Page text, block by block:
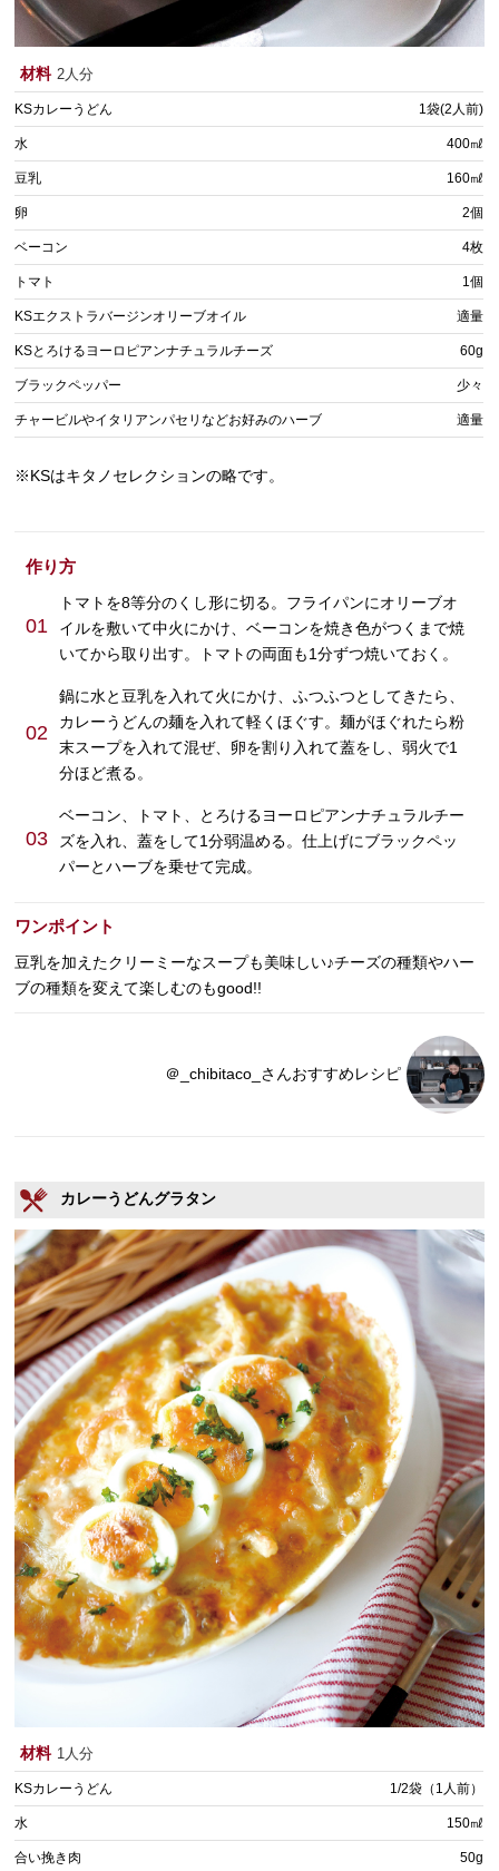
材料 2人分
KSカレーうどん 1袋(2人前)
水 400㎖
豆乳 160㎖
卵 2個
ベーコン 4枚
トマト 1個
KSエクストラバージンオリーブオイル 適量
KSとろけるヨーロピアンナチュラルチーズ 60g
ブラックペッパー 少々
チャービルやイタリアンパセリなどお好みのハーブ 適量
※KSはキタノセレクションの略です。
作り方
01
トマトを8等分のくし形に切る。フライパンにオリーブオ
イルを敷いて中火にかけ、ベーコンを焼き色がつくまで焼
いてから取り出す。トマトの両面も1分ずつ焼いておく。
02
鍋に水と豆乳を入れて火にかけ、ふつふつとしてきたら、
カレーうどんの麺を入れて軽くほぐす。麺がほぐれたら粉
末スープを入れて混ぜ、卵を割り入れて蓋をし、弱火で1
分ほど煮る。
03
ベーコン、トマト、とろけるヨーロピアンナチュラルチー
ズを入れ、蓋をして1分弱温める。仕上げにブラックペッ
パーとハーブを乗せて完成。
ワンポイント
豆乳を加えたクリーミーなスープも美味しい♪チーズの種類やハー
ブの種類を変えて楽しむのもgood!!
＠_chibitaco_さんおすすめレシピ
カレーうどんグラタン
材料 1人分
KSカレーうどん 1/2袋（1人前）
水 150㎖
合い挽き肉 50g